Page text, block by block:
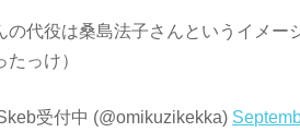
の代役は桑島法子さんというイメ
たっけ）
受付中 (@omikuzikekka)